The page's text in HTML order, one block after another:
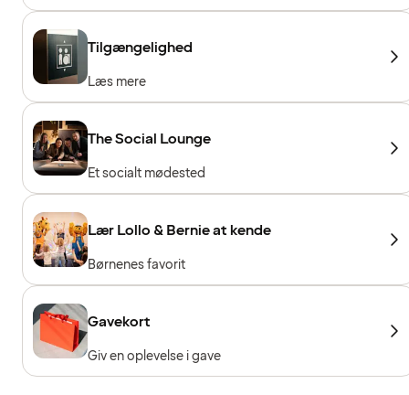
Tilgængelighed
Læs mere
The Social Lounge
Et socialt mødested
Lær Lollo & Bernie at kende
Børnenes favorit
Gavekort
Giv en oplevelse i gave